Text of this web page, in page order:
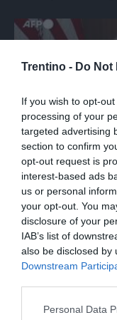
Trentino - Do
If you wish to opt-
processing of your
targeted advertising
section to confirm
opt-out request is
interest-based ads
us or personal
your opt-out. You
disclosure of your
IAB’s list of
also be disclosed by
Downstream
Personal Data
MONDO
Trump sul
molto